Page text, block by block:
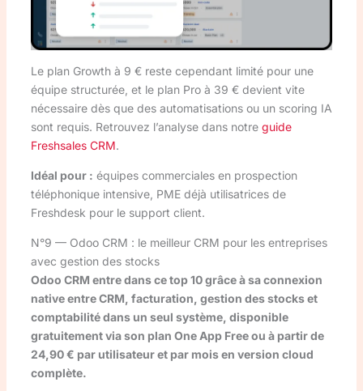
Le plan Growth à 9 € reste cependant limité pour une
équipe structurée, et le plan Pro à 39 € devient vite
nécessaire dès que des automatisations ou un scoring IA
sont requis. Retrouvez l’analyse dans notre guide
Freshsales CRM.
Idéal pour : équipes commerciales en prospection
téléphonique intensive, PME déjà utilisatrices de
Freshdesk pour le support client.
N°9 — Odoo CRM : le meilleur CRM pour les entreprises
avec gestion des stocks
Odoo CRM entre dans ce top 10 grâce à sa connexion
native entre CRM, facturation, gestion des stocks et
comptabilité dans un seul système, disponible
gratuitement via son plan One App Free ou à partir de
24,90 € par utilisateur et par mois en version cloud
complète.